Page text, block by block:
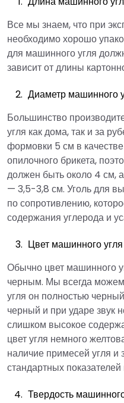
Все мы знаем, что при
необходимо хорошо
для машинного угля
зависит от длины
Диаметр машинного
Большинство
угля как дома, так и за
формовки 5 см в
опилочного брикета,
должен быть около 4 см,
— 3,5-3,8 см. Уголь для
по сопротивлению,
содержания углерода и
Цвет машинного угля
Обычно цвет машинного
черным. Мы всегда можем
угля он полностью
черный и при ударе звук
слишком высокое
цвет угля немного
наличие примесей угля
стандартных
Твердость